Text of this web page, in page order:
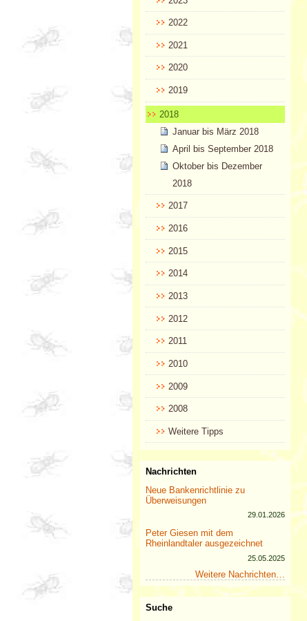
2022
2021
2020
2019
2018
Januar bis März 2018
April bis September 2018
Oktober bis Dezember
2018
2017
2016
2015
2014
2013
2012
2011
2010
2009
2008
Weitere Tipps
Nachrichten
Neue Bankenrichtlinie zu
Überweisungen
29.01.2026
Peter Giesen mit dem
Rheinlandtaler ausgezeichnet
25.05.2025
Weitere Nachrichten…
Suche